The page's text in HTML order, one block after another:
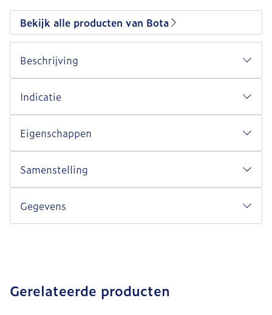
Bekijk alle producten van Bota
Beschrijving
Indicatie
Eigenschappen
Samenstelling
Gegevens
Gerelateerde producten